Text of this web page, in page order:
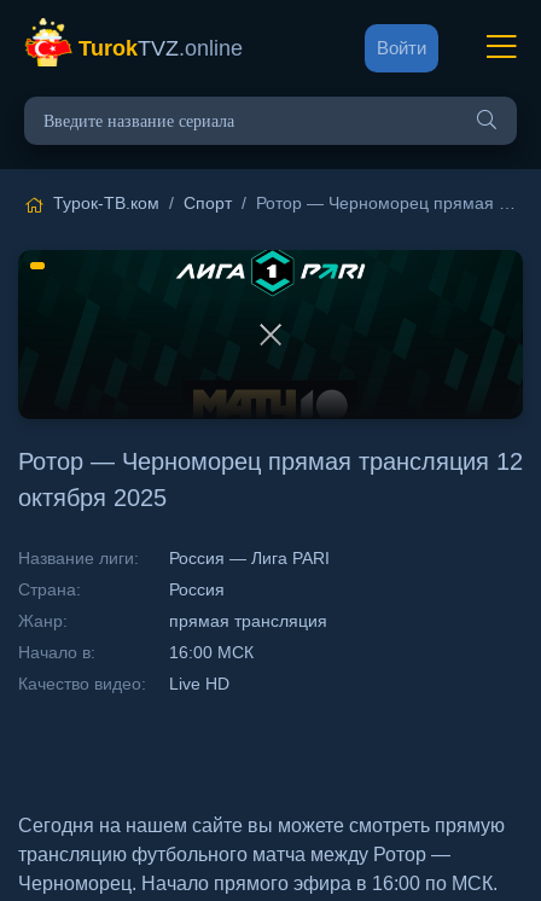
TurokTVZ.online Войти
Турок-ТВ.ком / Спорт/ Ротор — Черноморец прямая трансляция 12 октября 2025
Ротор — Черноморец прямая трансляция 12
октября 2025
Название лиги:
Россия — Лига PARI
Страна:
Россия
Жанр:
прямая трансляция
Начало в:
16:00 МСК
Качество видео:
Live HD
Сегодня на нашем сайте вы можете смотреть прямую
трансляцию футбольного матча между Ротор —
Черноморец. Начало прямого эфира в 16:00 по МСК.